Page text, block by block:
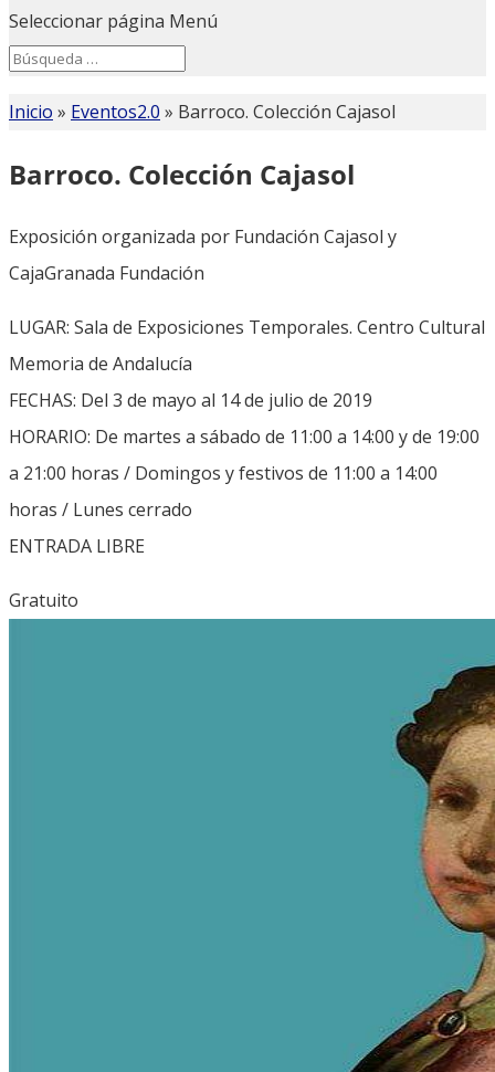
Seleccionar página Menú
Search
for...
Inicio » Eventos2.0 » Barroco. Colección Cajasol
Barroco. Colección Cajasol
Exposición organizada por Fundación Cajasol y
CajaGranada Fundación
LUGAR: Sala de Exposiciones Temporales. Centro Cultural
Memoria de Andalucía
FECHAS: Del 3 de mayo al 14 de julio de 2019
HORARIO: De martes a sábado de 11:00 a 14:00 y de 19:00
a 21:00 horas / Domingos y festivos de 11:00 a 14:00
horas / Lunes cerrado
ENTRADA LIBRE
Gratuito